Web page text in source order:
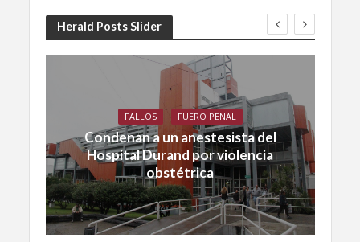
Herald Posts Slider
FALLOS FUERO PENAL
Condenan a un anestesista del
Hospital Durand por violencia
obstétrica